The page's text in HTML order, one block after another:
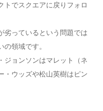
トでスクエアに戻りフォロ
劣っているという問題では
領域です。
ジョンソンはマレット（ネ
・ウッズや松山英樹はピン